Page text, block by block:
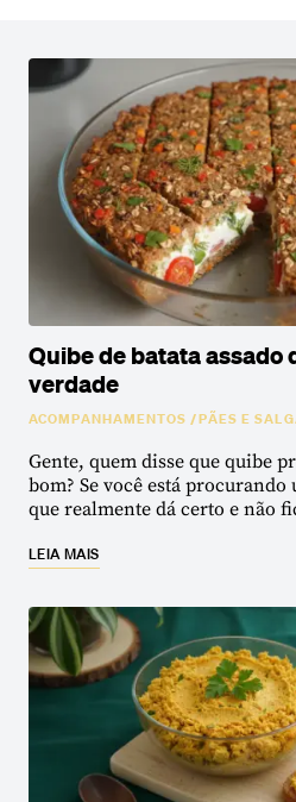
Quibe de batata assado
verdade
ACOMPANHAMENTOS /PÃES E
Gente, quem disse que quibe
bom? Se você está
que realmente dá certo e não
LEIA MAIS